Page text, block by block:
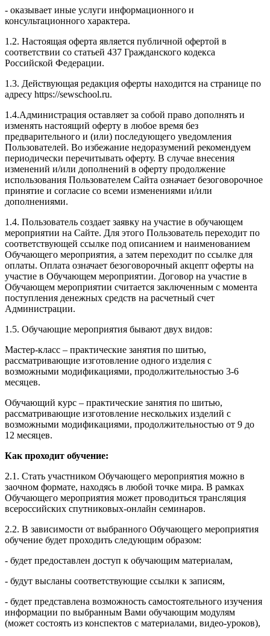
- оказывает иные услуги информационного и
консультационного характера.
1.2. Настоящая оферта является публичной офертой в
соответствии со статьей 437 Гражданского кодекса
Российской Федерации.
1.3. Действующая редакция оферты находится на странице по
адресу https://sewschool.ru.
1.4.Администрация оставляет за собой право дополнять и
изменять настоящий оферту в любое время без
предварительного и (или) последующего уведомления
Пользователей. Во избежание недоразумений рекомендуем
периодически перечитывать оферту. В случае внесения
изменений и/или дополнений в оферту продолжение
использования Пользователем Сайта означает безоговорочное
принятие и согласие со всеми изменениями и/или
дополнениями.
1.4. Пользователь создает заявку на участие в обучающем
мероприятии на Сайте. Для этого Пользователь переходит по
соответствующей ссылке под описанием и наименованием
Обучающего мероприятия, а затем переходит по ссылке для
оплаты. Оплата означает безоговорочный акцепт оферты на
участие в Обучающем мероприятии. Договор на участие в
Обучающем мероприятии считается заключенным с момента
поступления денежных средств на расчетный счет
Администрации.
1.5. Обучающие мероприятия бывают двух видов:
Мастер-класс – практические занятия по шитью,
рассматривающие изготовление одного изделия с
возможными модификациями, продолжительностью 3-6
месяцев.
Обучающий курс – практические занятия по шитью,
рассматривающие изготовление нескольких изделий с
возможными модификациями, продолжительностью от 9 до
12 месяцев.
Как проходит обучение:
2.1. Стать участником Обучающего мероприятия можно в
заочном формате, находясь в любой точке мира. В рамках
Обучающего мероприятия может проводиться трансляция
всероссийских спутниковых-онлайн семинаров.
2.2. В зависимости от выбранного Обучающего мероприятия
обучение будет проходить следующим образом:
- будет предоставлен доступ к обучающим материалам,
- будут высланы соответствующие ссылки к записям,
- будет представлена возможность самостоятельного изучения
информации по выбранным Вами обучающим модулям
(может состоять из конспектов с материалами, видео-уроков),